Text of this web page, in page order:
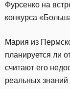
Фурсенко на
конкурса
Мария из
планируется ли
считают его
реальных